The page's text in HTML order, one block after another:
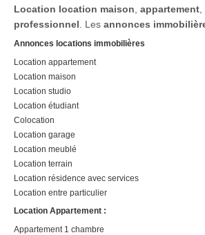
Location location maison appartement
professionnel . Les annonces
Annonces locations immobilières
Location appartement
Location maison
Location studio
Location étudiant
Colocation
Location garage
Location meublé
Location terrain
Location résidence avec services
Location entre particulier
Location Appartement :
Appartement 1 chambre